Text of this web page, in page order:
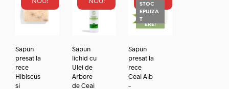
Sapun
presat la
rece
Hibiscus
si
Sapun
lichid cu
Ulei de
Arbore
de Ceai
STOC
EPUIZA
TREDUC
ERE!
Sapun
presat la
rece
Ceai Alb
–